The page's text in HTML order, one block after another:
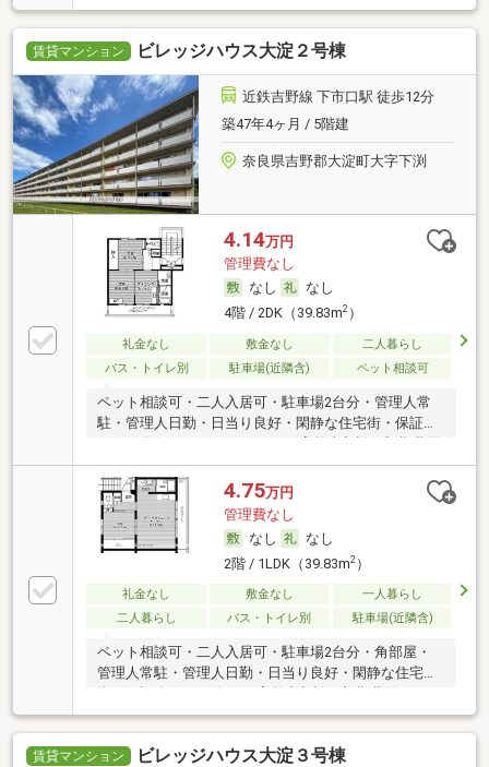
カード決済可
賃貸マンション ビレッジハウス大淀２号棟
近鉄吉野線 下市口駅 徒歩12分
築47年4ヶ月 / 5階建
奈良県吉野郡大淀町大字下渕
4.14万円
管理費なし
なし
なし
4階 / 2DK（39.83m2）
礼金なし 敷金なし
二人暮らし
バス・トイレ別
駐車場(近隣含) ペット相談可
ペット相談可・二人入居可・駐車場2台分・管理人常
駐・管理人日勤・日当り良好・閑静な住宅街・保証人
カード決済可
4.75万円
管理費なし
なし
なし
2階 / 1LDK（39.83m2）
礼金なし 敷金なし
一人暮らし
二人暮らし
バス・トイレ別 駐車場(近隣含)
ペット相談可・二人入居可・駐車場2台分・角部屋・
管理人常駐・管理人日勤・日当り良好・閑静な住宅
決済可
賃貸マンション ビレッジハウス大淀３号棟